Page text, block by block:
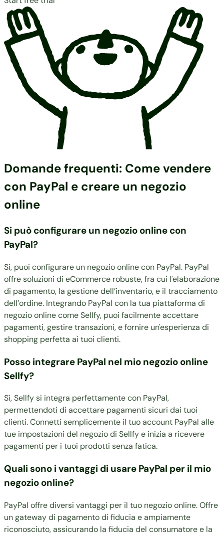
Domande frequenti: Come vendere
con PayPal e creare un negozio
online
Si può configurare un negozio online con
PayPal?
Si, puoi configurare un negozio online con PayPal. PayPal
offre soluzioni di eCommerce robuste, fra cui l'elaborazione
di pagamento, la gestione dell’inventario, e il tracciamento
dell’ordine. Integrando PayPal con la tua piattaforma di
negozio online come Sellfy, puoi facilmente accettare
pagamenti, gestire transazioni, e fornire un'esperienza di
shopping perfetta ai tuoi clienti.
Posso integrare PayPal nel mio negozio online
Sellfy?
Sì, Sellfy si integra perfettamente con PayPal,
permettendoti di accettare pagamenti sicuri dai tuoi
clienti. Connetti semplicemente il tuo account PayPal alle
tue impostazioni del negozio di Sellfy e inizia a ricevere
pagamenti per i tuoi prodotti senza fatica.
Quali sono i vantaggi di usare PayPal per il mio
negozio online?
PayPal offre diversi vantaggi per il tuo negozio online. Offre
un gateway di pagamento di fiducia e ampiamente
riconosciuto, assicurando la fiducia del consumatore e la